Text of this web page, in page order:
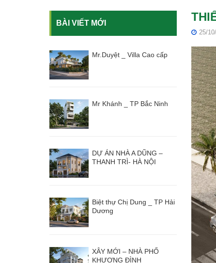
BÀI VIẾT MỚI
Mr.Duyệt _ Villa Cao cấp
Mr Khánh _ TP Bắc Ninh
DỰ ÁN NHÀ A DŨNG –
THANH TRÌ- HÀ NỘI
Biệt thự Chị Dung _ TP Hải
Dương
XÂY MỚI – NHÀ PHỐ
KHƯƠNG ĐÌNH
25/